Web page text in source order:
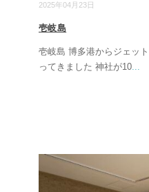
2025年04月23日
壱岐島
壱岐島 博多港からジェッ
ってきました 神社が10...